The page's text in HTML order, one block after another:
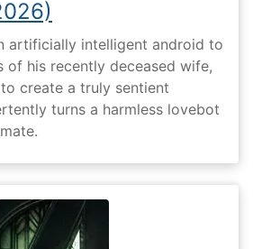
artificially intelligent android to
of his recently deceased wife,
create a truly sentient
turns a harmless lovebot